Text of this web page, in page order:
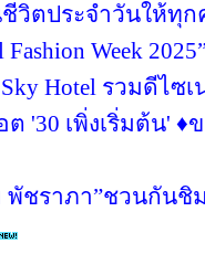
วิตประจำวันให้ทุ
Fashion Week
Hotel รวมดีไซเ
'30 เพิ่งเริ่มต้น' ♦️
ชราภา”ชวนกันชิ